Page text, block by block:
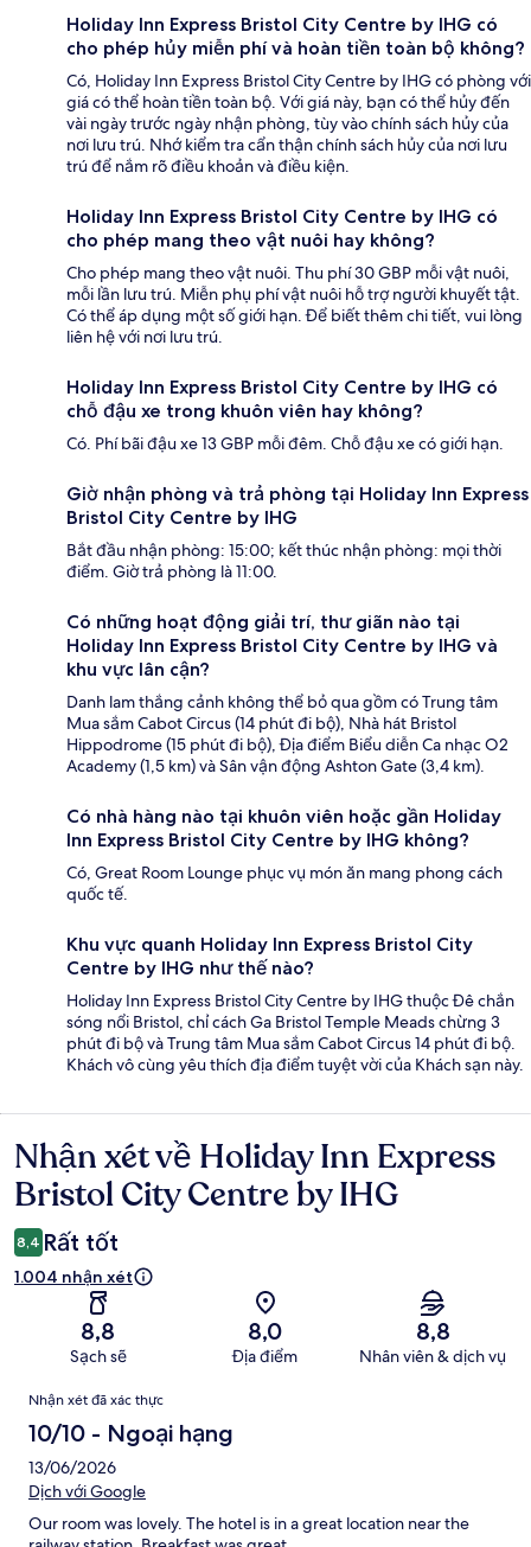
Holiday Inn Express Bristol City Centre by IHG có
cho phép hủy miễn phí và hoàn tiền toàn bộ không?
Có, Holiday Inn Express Bristol City Centre by IHG có phòng với
giá có thể hoàn tiền toàn bộ. Với giá này, bạn có thể hủy đến
vài ngày trước ngày nhận phòng, tùy vào chính sách hủy của
nơi lưu trú. Nhớ kiểm tra cẩn thận chính sách hủy của nơi lưu
trú để nắm rõ điều khoản và điều kiện.
Holiday Inn Express Bristol City Centre by IHG có
cho phép mang theo vật nuôi hay không?
Cho phép mang theo vật nuôi. Thu phí 30 GBP mỗi vật nuôi,
mỗi lần lưu trú. Miễn phụ phí vật nuôi hỗ trợ người khuyết tật.
Có thể áp dụng một số giới hạn. Để biết thêm chi tiết, vui lòng
liên hệ với nơi lưu trú.
Holiday Inn Express Bristol City Centre by IHG có
chỗ đậu xe trong khuôn viên hay không?
Có. Phí bãi đậu xe 13 GBP mỗi đêm. Chỗ đậu xe có giới hạn.
Giờ nhận phòng và trả phòng tại Holiday Inn Express
Bristol City Centre by IHG
Bắt đầu nhận phòng: 15:00; kết thúc nhận phòng: mọi thời
điểm. Giờ trả phòng là 11:00.
Có những hoạt động giải trí, thư giãn nào tại
Holiday Inn Express Bristol City Centre by IHG và
khu vực lân cận?
Danh lam thắng cảnh không thể bỏ qua gồm có Trung tâm
Mua sắm Cabot Circus (14 phút đi bộ), Nhà hát Bristol
Hippodrome (15 phút đi bộ), Địa điểm Biểu diễn Ca nhạc O2
Academy (1,5 km) và Sân vận động Ashton Gate (3,4 km).
Có nhà hàng nào tại khuôn viên hoặc gần Holiday
Inn Express Bristol City Centre by IHG không?
Có, Great Room Lounge phục vụ món ăn mang phong cách
quốc tế.
Khu vực quanh Holiday Inn Express Bristol City
Centre by IHG như thế nào?
Holiday Inn Express Bristol City Centre by IHG thuộc Đê chắn
sóng nổi Bristol, chỉ cách Ga Bristol Temple Meads chừng 3
phút đi bộ và Trung tâm Mua sắm Cabot Circus 14 phút đi bộ.
Khách vô cùng yêu thích địa điểm tuyệt vời của Khách sạn này.
Nhận
xét
Nhận xét về Holiday Inn Express
Bristol City Centre by IHG
8,4 Rất tốt
1.004 nhận xét
8,8
Sạch sẽ
8,0
Địa điểm
8,8
Nhân viên & dịch vụ
Nhận
xét
Nhận xét đã xác thực
10/10 - Ngoại hạng
13/06/2026
Dịch với Google
Our room was lovely. The hotel is in a great location near the